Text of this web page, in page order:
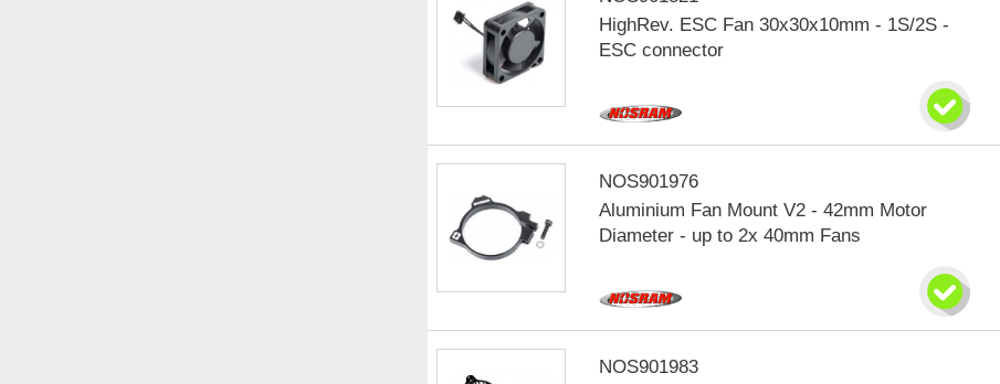
HighRev. ESC Fan 30x30x10mm - 1S/2S -
ESC connector
NOS901976
Aluminium Fan Mount V2 - 42mm Motor
Diameter - up to 2x 40mm Fans
NOS901983